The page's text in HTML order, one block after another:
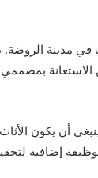
في مدينة
بمصممي
أن يكون
إضافية